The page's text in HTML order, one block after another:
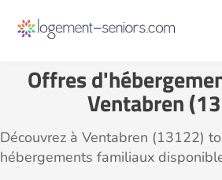
Offres
Ventabren
Découvrez à Ventabren (13122)
hébergements familiaux